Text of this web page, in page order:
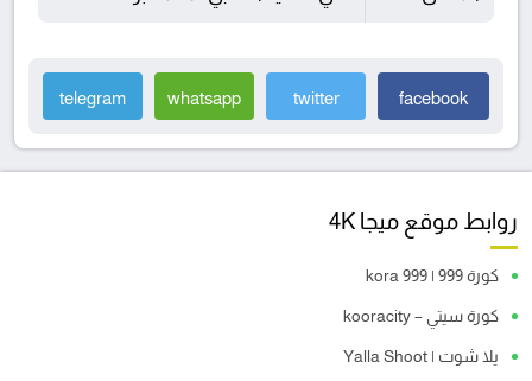
facebook
twitter
whatsapp
telegram
روابط موقع ميجا 4K
كورة 999 | kora 999
كورة سيتي – kooracity
يلا شوت | Yalla Shoot